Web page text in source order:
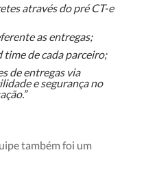
através do pré CT-e
as entregas;
de cada parceiro;
de entregas via
e segurança no
também foi um